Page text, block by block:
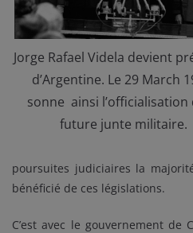
Jorge Rafael Videla devient
d’Argentine. Le 29 March
sonne ainsi l’officialisation
future junte militaire.
poursuites judiciaires la
bénéficié de ces législations.
C’est avec le gouvernement de